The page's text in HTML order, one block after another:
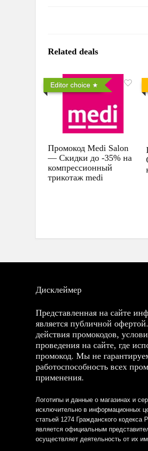
Related deals
Editor choice
Промокод Medi Salon
— Скидки до -35% на
компрессионный
трикотаж medi
Дисклеймер
Представленная на сайте
является публичной
действия промокодов,
проведения на сайте, где
промокод. Мы не
работоспособность всех
применения.
Логотипы и данные о магазинах и
исключительно в информационных
статьей 1274 Гражданского кодекса
является официальным
осуществляет деятельность от их